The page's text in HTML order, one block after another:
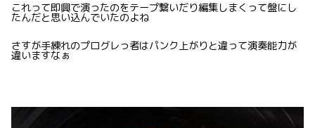
これって即興で演ったのをテープ繋いだり編集しまくって盤にし
たんだと思い込んでいたのよね
さすが手練れのプログレっ者はパンク上がりと違って演奏能力が
違いますなぁ